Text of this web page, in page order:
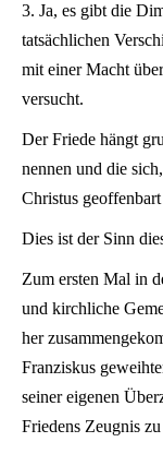
3. Ja, es gibt die
tatsächlichen
mit einer Macht
versucht.
Der Friede hängt
nennen und die
Christus geoffenbart
Dies ist der Sinn
Zum ersten Mal in
und kirchliche
her
Franziskus
seiner eigenen
Friedens Zeugnis